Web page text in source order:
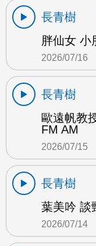
長青樹
胖仙女 小
2026/07/16
長青樹
歐遠帆教
FM AM
2026/07/15
長青樹
葉美吟 談
2026/07/14